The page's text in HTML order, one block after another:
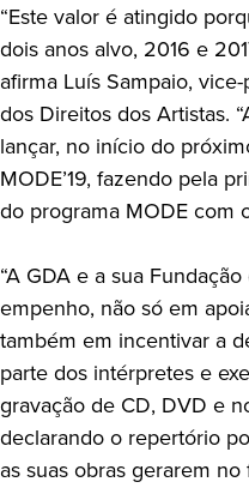
“Este valor é atingido
dois anos alvo, 2016 e
afirma Luís Sampaio,
dos Direitos dos Artistas.
lançar, no início do
MODE’19, fazendo pela
do programa MODE com
“A GDA e a sua
empenho, não só em
também em incentivar a
parte dos intérpretes e
gravação de CD, DVD e
declarando o repertório
as suas obras gerarem